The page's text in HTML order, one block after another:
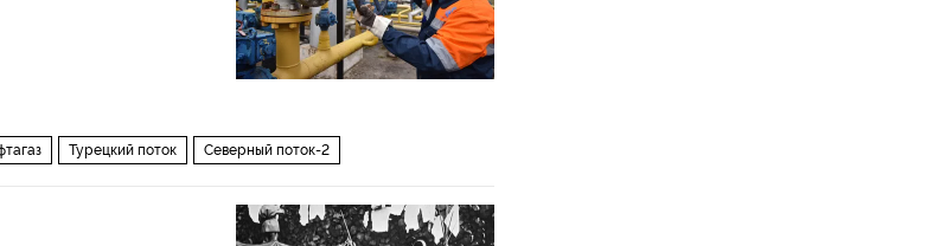
Турецкий поток Северный поток-2